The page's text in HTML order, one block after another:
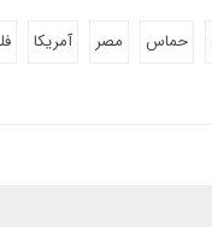
حماس مصر آمریکا